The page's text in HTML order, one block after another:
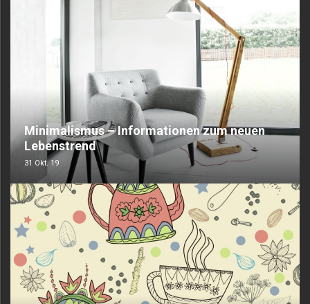
Minimalismus – Informationen zum neuen
Lebenstrend
31 Okt. 19